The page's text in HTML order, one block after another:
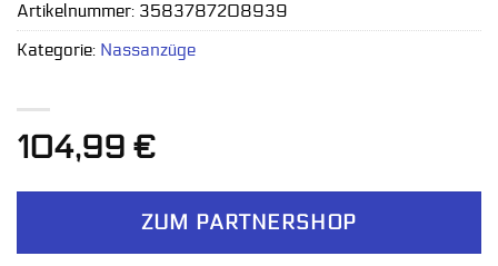
104,99 €
ZUM PARTNERSHOP
Artikelnummer: 3583787208939
Kategorie: Nassanzüge